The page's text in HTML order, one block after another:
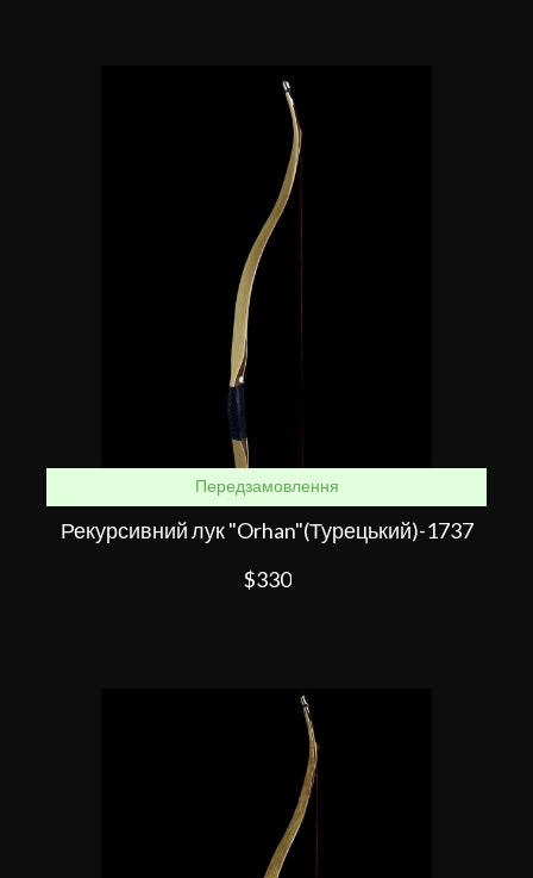
Передзамовлення
Рекурсивний лук "Orhan"(Турецький)-1737
$330